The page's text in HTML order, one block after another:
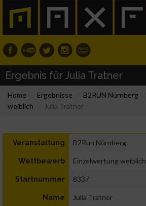
Ergebnis für Julia Tratner
Home Ergebnisse B2RUN Nürnberg
weiblich
Julia Tratner
Veranstaltung B2Run Nürnberg
Wettbewerb Einzelwertung weiblich
Startnummer 8337
Name Julia Tratner